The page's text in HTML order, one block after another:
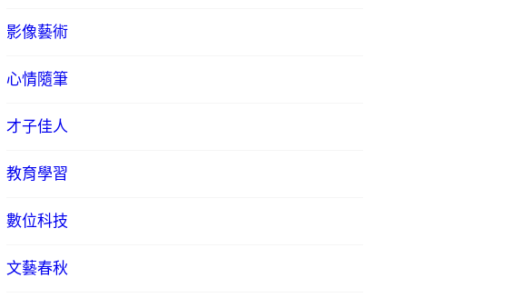
影像藝術
心情隨筆
才子佳人
教育學習
數位科技
文藝春秋